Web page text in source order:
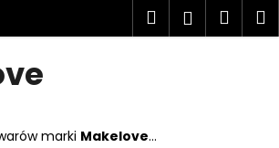
SzukajZaloguj
marki Makelove...